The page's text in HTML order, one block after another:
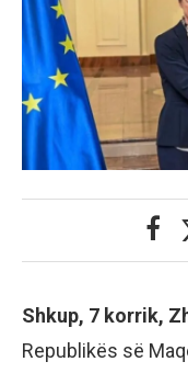
Shkup, 7 korrik,
Republikës së